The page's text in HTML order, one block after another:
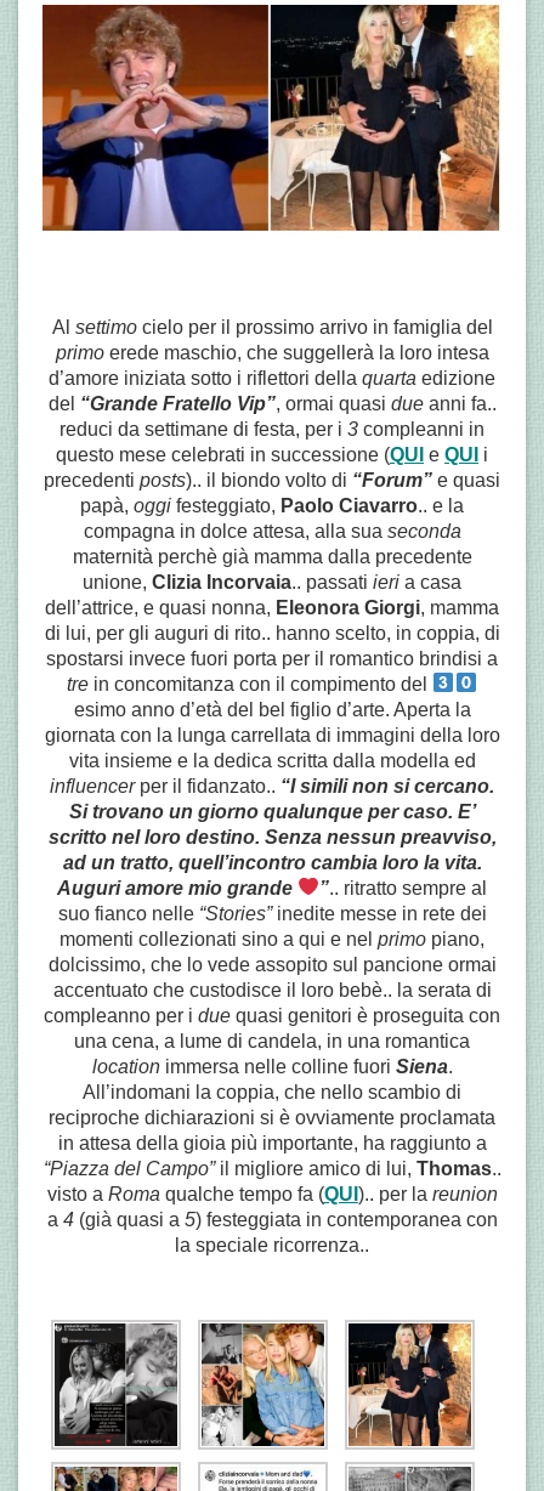
Al settimocielo per il prossimo arrivo in famiglia del
primo erede maschio, che suggellerà la loro intesa
d’amore iniziata sotto i riflettori della quarta edizione
del “Grande Fratello Vip”, ormai quasi dueanni fa..
reduci da settimane di festa, per i 3 compleanni in
questo mese celebrati in successione (QUI e QUI i
precedenti posts).. il biondo volto di “Forum” e quasi
papà, oggi festeggiato, Paolo Ciavarro.. e la
compagna in dolce attesa, alla sua seconda
maternità perchè già mamma dalla precedente
unione, Clizia Incorvaia.. passati ieri a casa
dell’attrice, e quasi nonna, Eleonora Giorgi, mamma
di lui, per gli auguri di rito.. hanno scelto, in coppia, di
spostarsi invece fuori porta per il romantico brindisi a
tre in concomitanza con il compimento del
esimo anno d’età del bel figlio d’arte. Aperta la
giornata con la lunga carrellata di immagini della loro
vita insieme e la dedica scritta dalla modella ed
influencerper il fidanzato.. “I simili non si cercano.
Si trovano un giorno qualunque per caso. E’
scritto nel loro destino. Senza nessun preavviso,
ad un tratto, quell’incontro cambia loro la vita.
Auguri amore mio grande
”.. ritratto sempre al
suo fianco nelle“Stories”inedite messe in rete dei
momenti collezionati sino a qui e nel primo piano,
dolcissimo, che lo vede assopito sul pancione ormai
accentuato che custodisce il loro bebè.. la serata di
compleanno per i due quasi genitori è proseguita con
una cena, a lume di candela, in una romantica
locationimmersa nelle colline fuori Siena.
All’indomani la coppia, che nello scambio di
reciproche dichiarazioni si è ovviamente proclamata
in attesa della gioia più importante, ha raggiunto a
“Piazza del Campo”il migliore amico di lui, Thomas..
visto a Roma qualche tempo fa (QUI ).. per la reunion
a 4(già quasi a 5) festeggiata in contemporanea con
la speciale ricorrenza..